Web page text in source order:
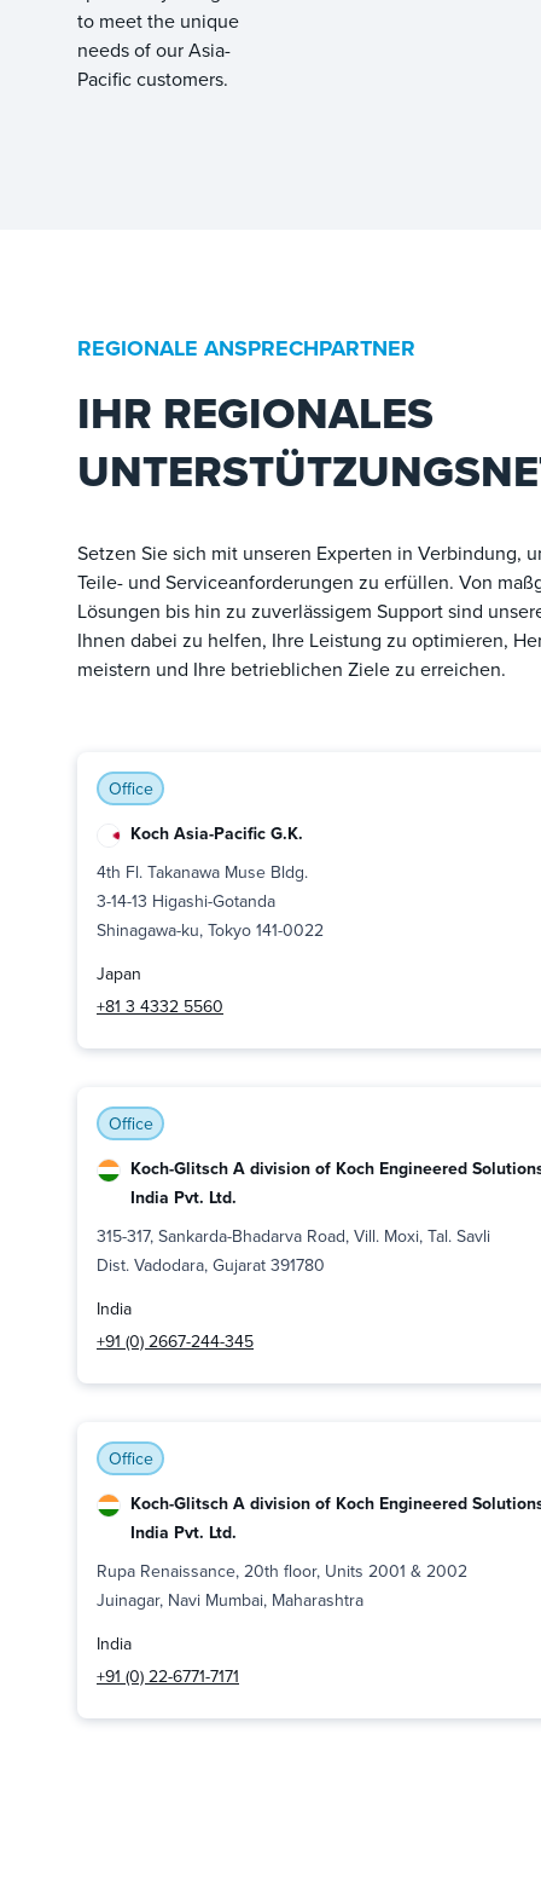
to meet the unique
needs of our Asia-
Pacific customers.
REGIONALE ANSPRECHPARTNER
IHR REGIONALES
Setzen Sie sich mit unseren Experten in Verbindung,
Teile- und Serviceanforderungen zu erfüllen. Von
Lösungen bis hin zu zuverlässigem Support sind
Ihnen dabei zu helfen, Ihre Leistung zu optimieren,
meistern und Ihre betrieblichen Ziele zu erreichen.
Office
Koch Asia-Pacific G.K.
4th Fl. Takanawa Muse Bldg.
3-14-13 Higashi-Gotanda
Shinagawa-ku, Tokyo 141-0022
Japan
+81 3 4332 5560
Office
Koch-Glitsch A division of Koch Engineered
India Pvt. Ltd.
315-317, Sankarda-Bhadarva Road, Vill. Moxi, Tal. Savli
Dist. Vadodara, Gujarat 391780
India
+91 (0) 2667-244-345
Office
Koch-Glitsch A division of Koch Engineered
India Pvt. Ltd.
Rupa Renaissance, 20th floor, Units 2001 & 2002
Juinagar, Navi Mumbai, Maharashtra
India
+91 (0) 22-6771-7171